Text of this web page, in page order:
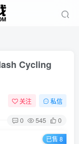
Cycling
关注 私信
0 545 0
已售 8